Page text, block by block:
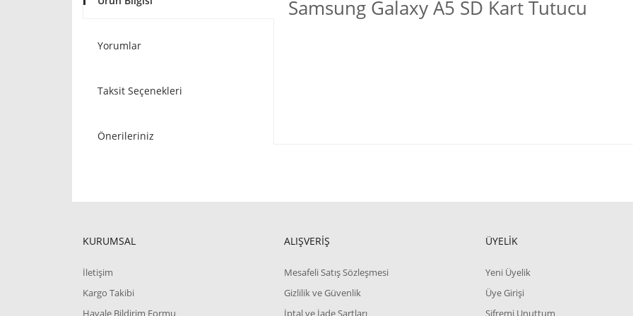
Yorumlar
Taksit Seçenekleri
Önerileriniz
Samsung Galaxy A5 SD Kart Tutucu
KURUMSAL
İletişim
Kargo Takibi
Havale Bildirim Formu
ALIŞVERİŞ
Mesafeli Satış Sözleşmesi
Gizlilik ve Güvenlik
İptal ve İade Şartları
ÜYELİK
Yeni Üyelik
Üye Girişi
Şifremi Unuttum